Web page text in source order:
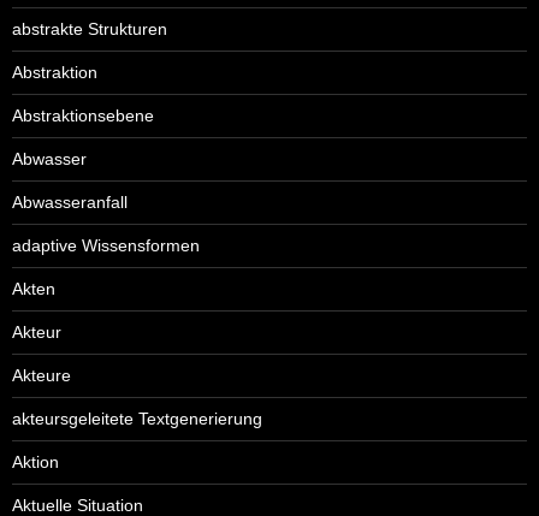
abstrakte Strukturen
Abstraktion
Abstraktionsebene
Abwasser
Abwasseranfall
adaptive Wissensformen
Akten
Akteur
Akteure
akteursgeleitete Textgenerierung
Aktion
Aktuelle Situation